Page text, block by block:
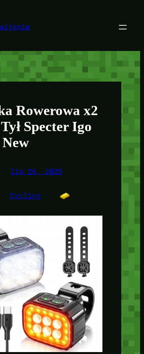
Rowerowa x2
Specter Igo
lip 26, 2025
Cycling